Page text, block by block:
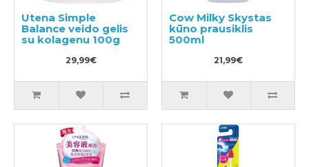
Utena Simple
Balance veido gelis
su kolagenu 100g
29,99€
Cow Milky Skystas
kūno prausiklis
500ml
21,99€